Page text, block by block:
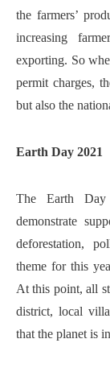
the farmers’
increasing
exporting. So
permit charges,
but also the
Earth Day 2021
The Earth
demonstrate
deforestation,
theme for this
At this point, all
district, local
that the planet is